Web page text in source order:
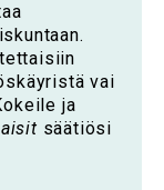
vai
ja
säätiösi